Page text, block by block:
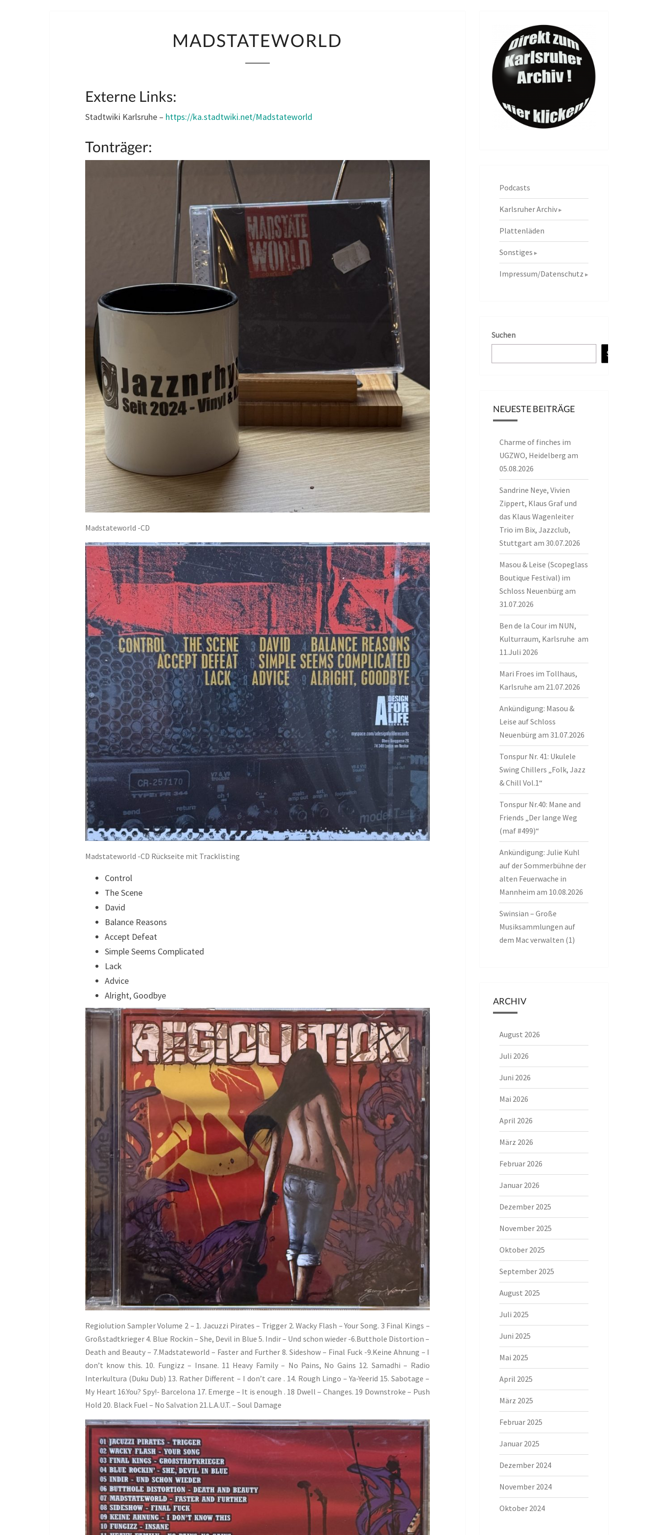
MADSTATEWORLD
Externe Links:
Stadtwiki Karlsruhe – https://ka.stadtwiki.net/Madstateworld
Tonträger:
Madstateworld -CD
Madstateworld -CD Rückseite mit Tracklisting
Control
The Scene
David
Balance Reasons
Accept Defeat
Simple Seems Complicated
Lack
Advice
Alright, Goodbye
Regiolution Sampler Volume 2 – 1. Jacuzzi Pirates – Trigger 2. Wacky Flash – Your Song. 3 Final Kings –
Großstadtkrieger 4. Blue Rockin – She, Devil in Blue 5. Indir – Und schon wieder -6.Butthole Distortion –
Death and Beauty – 7.Madstateworld – Faster and Further 8. Sideshow – Final Fuck -9.Keine Ahnung – I
don’t know this. 10. Fungizz – Insane. 11 Heavy Family – No Pains, No Gains 12. Samadhi – Radio
Interkultura (Duku Dub) 13. Rather Different – I don’t care . 14. Rough Lingo – Ya-Yeerid 15. Sabotage –
My Heart 16.You? Spy!- Barcelona 17. Emerge – It is enough . 18 Dwell – Changes. 19 Downstroke – Push
Hold 20. Black Fuel – No Salvation 21.L.A.U.T. – Soul Damage
Podcasts
Karlsruher Archiv
Plattenläden
Sonstiges
Impressum/Datenschutz
Suchen
Suchen
NEUESTE BEITRÄGE
Charme of finches im
UGZWO, Heidelberg am
05.08.2026
Sandrine Neye, Vivien
Zippert, Klaus Graf und
das Klaus Wagenleiter
Trio im Bix, Jazzclub,
Stuttgart am 30.07.2026
Masou & Leise (Scopeglass
Boutique Festival) im
Schloss Neuenbürg am
31.07.2026
Ben de la Cour im NUN,
Kulturraum, Karlsruhe am
11.Juli 2026
Mari Froes im Tollhaus,
Karlsruhe am 21.07.2026
Ankündigung: Masou &
Leise auf Schloss
Neuenbürg am 31.07.2026
Tonspur Nr. 41: Ukulele
Swing Chillers „Folk, Jazz
& Chill Vol.1“
Tonspur Nr.40: Mane and
Friends „Der lange Weg
(maf #499)“
Ankündigung: Julie Kuhl
auf der Sommerbühne der
alten Feuerwache in
Mannheim am 10.08.2026
Swinsian – Große
Musiksammlungen auf
dem Mac verwalten (1)
ARCHIV
August 2026
Juli 2026
Juni 2026
Mai 2026
April 2026
März 2026
Februar 2026
Januar 2026
Dezember 2025
November 2025
Oktober 2025
September 2025
August 2025
Juli 2025
Juni 2025
Mai 2025
April 2025
März 2025
Februar 2025
Januar 2025
Dezember 2024
November 2024
Oktober 2024